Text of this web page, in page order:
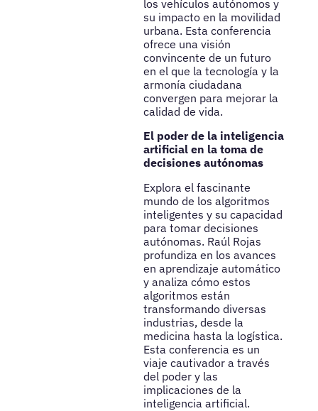
los vehículos autónomos y
su impacto en la movilidad
urbana. Esta conferencia
ofrece una visión
convincente de un futuro
en el que la tecnología y la
armonía ciudadana
convergen para mejorar la
calidad de vida.
El poder de la inteligencia
artificial en la toma de
decisiones autónomas
Explora el fascinante
mundo de los algoritmos
inteligentes y su capacidad
para tomar decisiones
autónomas. Raúl Rojas
profundiza en los avances
en aprendizaje automático
y analiza cómo estos
algoritmos están
transformando diversas
industrias, desde la
medicina hasta la logística.
Esta conferencia es un
viaje cautivador a través
del poder y las
implicaciones de la
inteligencia artificial.